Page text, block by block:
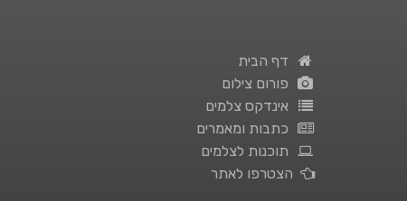
דף הבית
פורום צילום
אינדקס צלמים
כתבות ומאמרים
תוכנות לצלמים
הצטרפו לאתר